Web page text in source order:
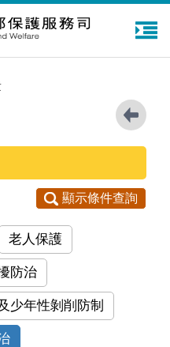
顯示條件查詢
老人保護
防治
少年性剝削防制